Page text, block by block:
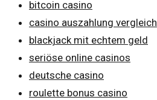
bitcoin casino
casino auszahlung vergleich
blackjack mit echtem geld
seriöse online casinos
deutsche casino
roulette bonus casino